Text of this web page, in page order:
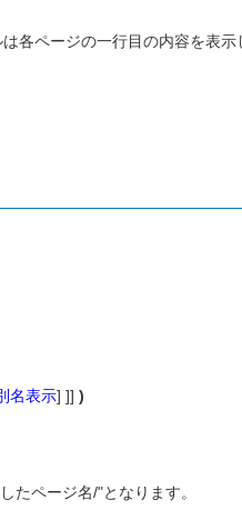
各ページの一行目の内容を表示
名表示] ]] )
たページ名/"となります。